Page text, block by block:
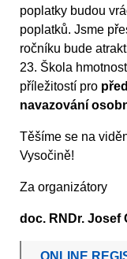
poplatky budou
poplatků. Jsme
ročníku bude
23. Škola
příležitostí pro
navazování
Těšíme se na
Vysočině!
Za organizátory
doc. RNDr. Josef